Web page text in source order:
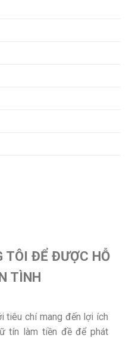
TÔI ĐỂ ĐƯỢC HỖ
TÌNH
tiêu chí mang đến lợi ích
tín làm tiền đề để phát